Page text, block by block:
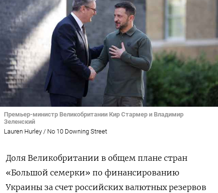
Премьер-министр Великобритании Кир Стармер и Владимир
Зеленский
Lauren Hurley / No 10 Downing Street
Доля Великобритании в общем плане стран
«Большой семерки» по финансированию
Украины за счет российских валютных резервов